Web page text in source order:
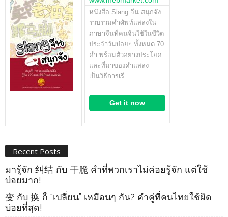
หนังสือ Slang จีน สนุกจัง
รวบรวมคำศัพท์แสลงใน
ภาษาจีนที่คนจีนใช้ในชีวิต
ประจำวันบ่อยๆ ทั้งหมด 70
คำ พร้อมตัวอย่างประโยค
และที่มาของคำแสลง
เป็นวิธีการเรี…
Get it now
Recent Posts
มารู้จัก 纠结 กับ 干脆 คำที่พวกเราไม่ค่อยรู้จัก แต่ใช้
บ่อยมาก!
变 กับ 换 ก็ “เปลี่ยน” เหมือนๆ กัน? คำคู่ที่คนไทยใช้ผิด
บ่อยที่สุด!